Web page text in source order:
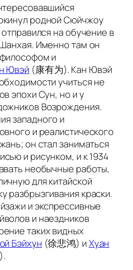
родной Сюйчжоу
на обучение в
Именно там он
и
Ювэй (康有为). Кан Ювэй
учиться не
эпохи Сун, но и у
Возрождения.
западного и
и реалистического
он стал заниматься
и рисунком, и к 1934
необычные работы,
для китайской
разбрызгивания краски.
и экспрессивные
и наездников
таких видных
Бэйхун (徐悲鸿) иХуан